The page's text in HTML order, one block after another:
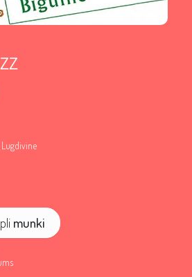
munki